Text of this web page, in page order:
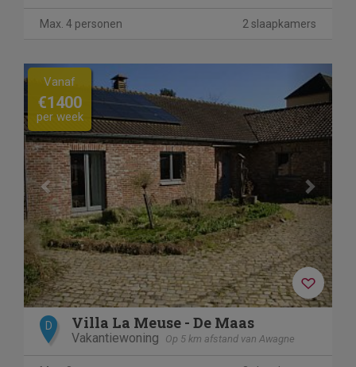
Max. 4 personen 2 slaapkamers
Previous Next
Vanaf
€1400
per week
D Villa La Meuse - De Maas
Vakantiewoning Op 5 km afstand van Awagne